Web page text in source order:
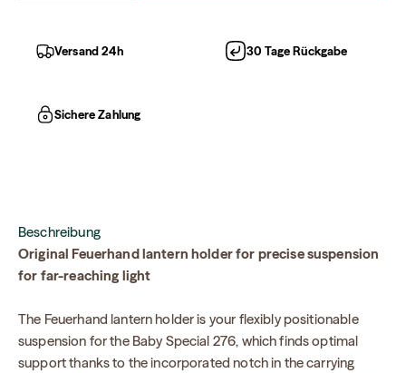
Versand 24h 30 Tage Rückgabe
Sichere Zahlung
Beschreibung
Original Feuerhand lantern holder for precise suspension
for far-reaching light
The Feuerhand lantern holder is your flexibly positionable
suspension for the Baby Special 276, which finds optimal
support thanks to the incorporated notch in the carrying